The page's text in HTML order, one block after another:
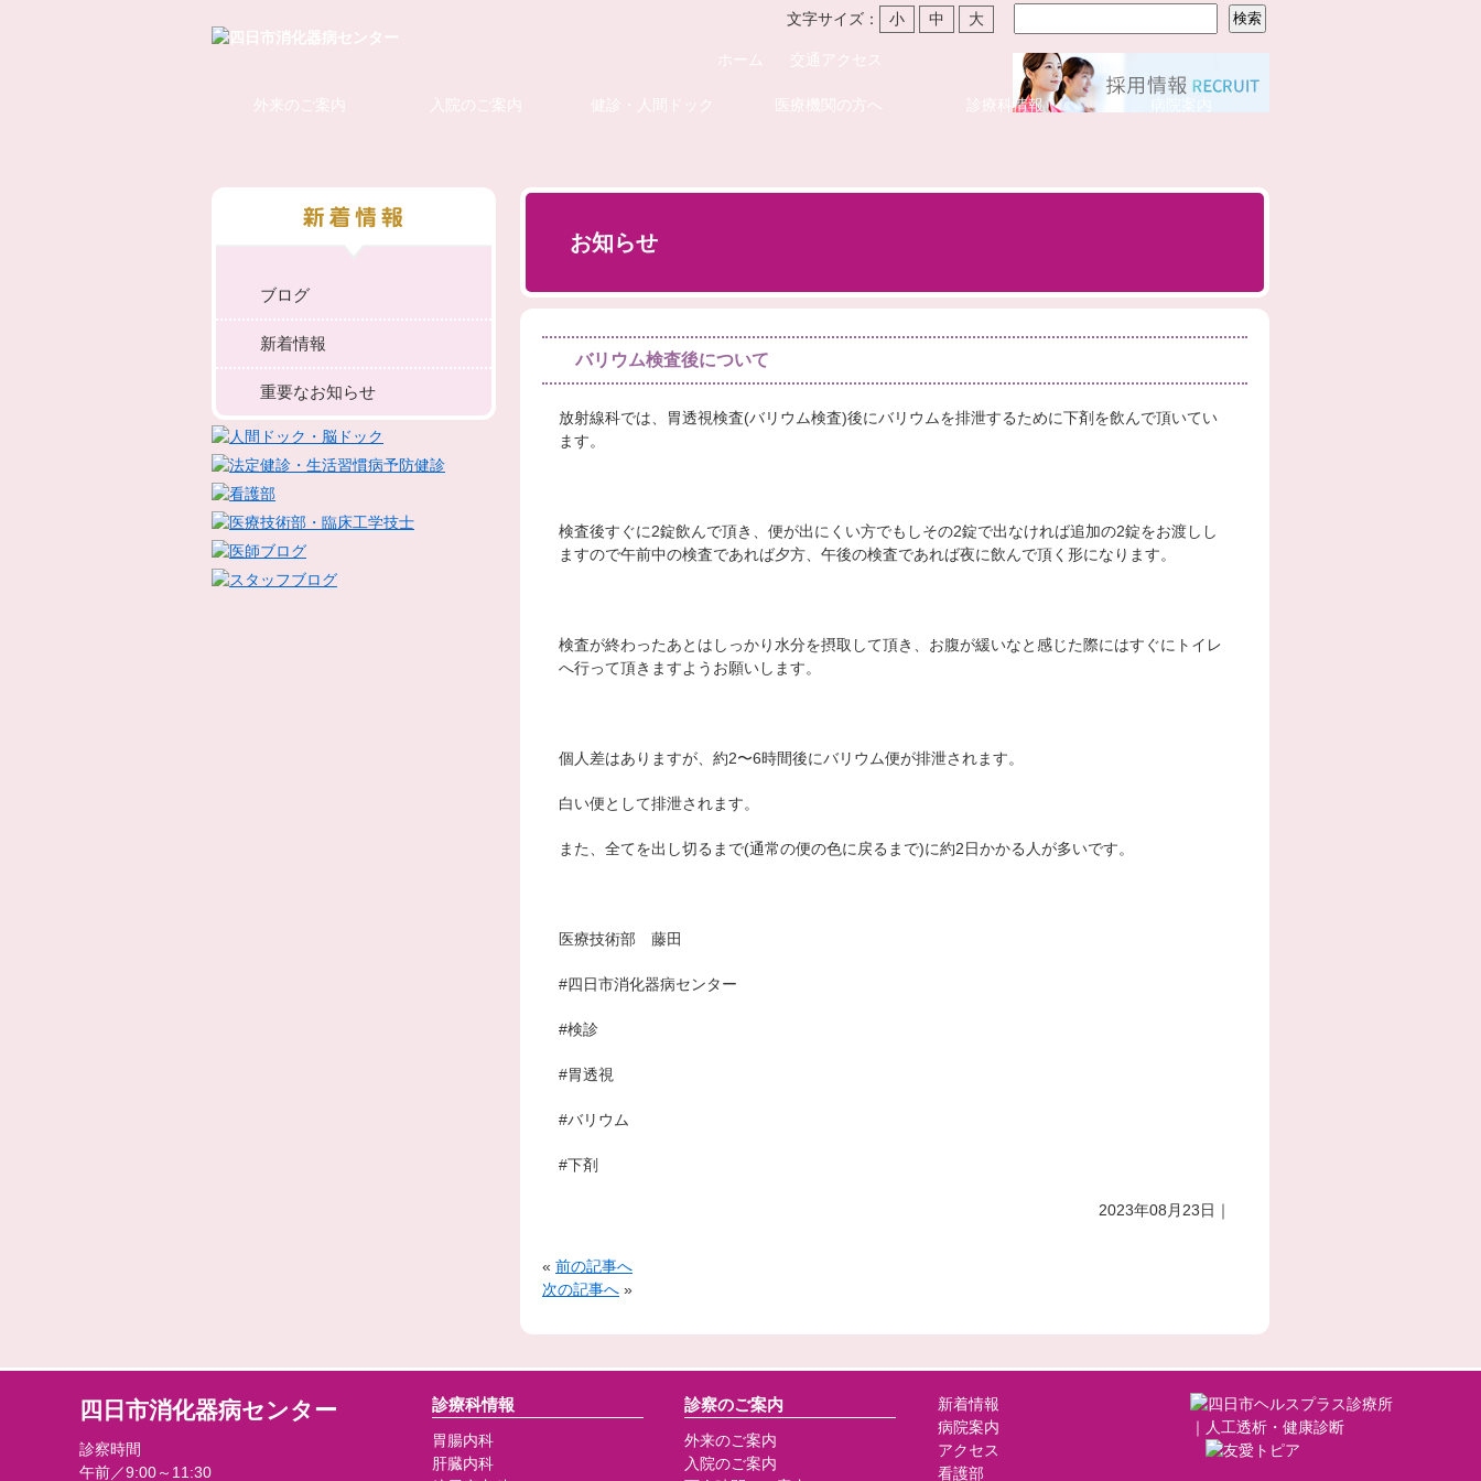
文字サイズ： 小 中 大
ホーム 交通アクセス
外来のご案内 入院のご案内 健診・人間ドック 医療機関の方へ 診療科情報
お知らせ
バリウム検査後について
放射線科では、胃透視検査(バリウム検査)後にバリウムを排泄するために下剤を飲んで頂いてい
ます。
検査後すぐに2錠飲んで頂き、便が出にくい方でもしその2錠で出なければ追加の2錠をお渡しし
ますので午前中の検査であれば夕方、午後の検査であれば夜に飲んで頂く形になります。
検査が終わったあとはしっかり水分を摂取して頂き、お腹が緩いなと感じた際にはすぐにトイレ
へ行って頂きますようお願いします。
個人差はありますが、約2〜6時間後にバリウム便が排泄されます。
白い便として排泄されます。
また、全てを出し切るまで(通常の便の色に戻るまで)に約2日かかる人が多いです。
医療技術部 藤田
#四日市消化器病センター
#検診
#胃透視
#バリウム
#下剤
2023年08月23日｜
« 前の記事へ
次の記事へ »
ブログ
新着情報
重要なお知らせ
四日市消化器病センター
診察時間
午前／9:00～11:30
診療科情報
胃腸内科
肝臓内科
診察のご案内
外来のご案内
入院のご案内
新着情報
病院案内
アクセス
看護部